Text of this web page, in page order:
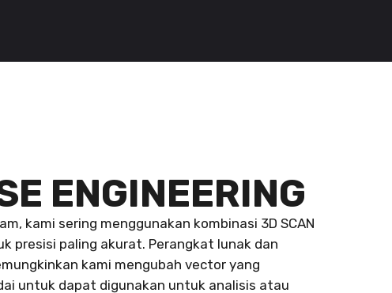
ENGINEERING
kami sering menggunakan kombinasi 3D SCAN
presisi paling akurat. Perangkat lunak dan
kami mengubah vector yang
untuk dapat digunakan untuk analisis atau